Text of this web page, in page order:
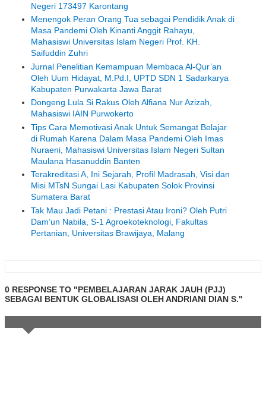
Negeri 173497 Karontang
Menengok Peran Orang Tua sebagai Pendidik Anak di
Masa Pandemi Oleh Kinanti Anggit Rahayu,
Mahasiswi Universitas Islam Negeri Prof. KH.
Saifuddin Zuhri
Jurnal Penelitian Kemampuan Membaca Al-Qur’an
Oleh Uum Hidayat, M.Pd.I, UPTD SDN 1 Sadarkarya
Kabupaten Purwakarta Jawa Barat
Dongeng Lula Si Rakus Oleh Alfiana Nur Azizah,
Mahasiswi IAIN Purwokerto
Tips Cara Memotivasi Anak Untuk Semangat Belajar
di Rumah Karena Dalam Masa Pandemi Oleh Imas
Nuraeni, Mahasiswi Universitas Islam Negeri Sultan
Maulana Hasanuddin Banten
Terakreditasi A, Ini Sejarah, Profil Madrasah, Visi dan
Misi MTsN Sungai Lasi Kabupaten Solok Provinsi
Sumatera Barat
Tak Mau Jadi Petani : Prestasi Atau Ironi? Oleh Putri
Dam’un Nabila, S-1 Agroekoteknologi, Fakultas
Pertanian, Universitas Brawijaya, Malang
0 RESPONSE TO "PEMBELAJARAN JARAK JAUH (PJJ)
SEBAGAI BENTUK GLOBALISASI OLEH ANDRIANI DIAN S."